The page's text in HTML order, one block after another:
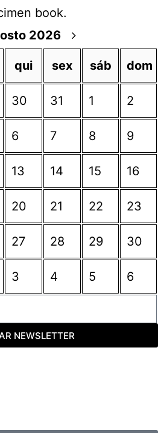
book.
2026
qui sex sáb dom
30 31 1 2
6 7 8 9
13 14 15 16
20 21 22 23
27 28 29 30
3 4 5 6
NEWSLETTER